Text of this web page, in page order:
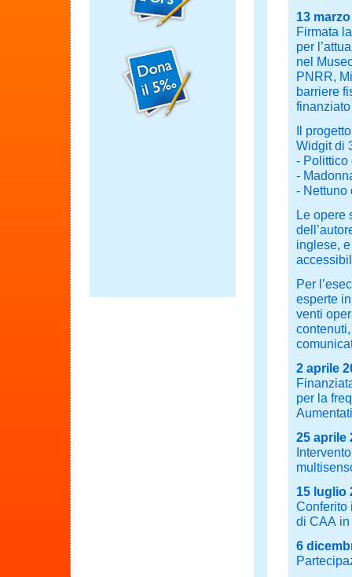
13
Firmata
per
nel
PNRR,
barriere
Il
Widgit di
- Polittico
-
- Nettuno
Le opere
inglese,
Per
esperte
venti
2 aprile
per la
25 aprile
15 luglio
Conferito
di CAA
6